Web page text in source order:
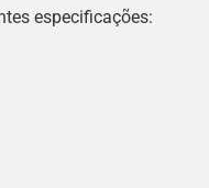
especificações: